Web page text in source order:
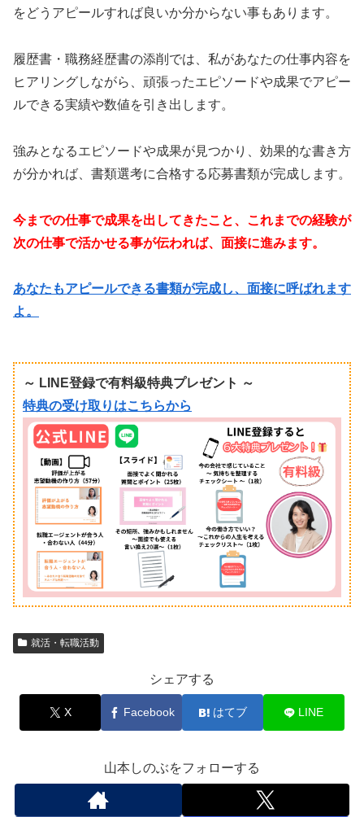
をどうアピールすれば良いか分からない事もあります。
履歴書・職務経歴書の添削では、私があなたの仕事内容を
ヒアリングしながら、頑張ったエピソードや成果でアピー
ルできる実績や数値を引き出します。
強みとなるエピソードや成果が見つかり、効果的な書き方
が分かれば、書類選考に合格する応募書類が完成します。
今までの仕事で成果を出してきたこと、これまでの経験が
次の仕事で活かせる事が伝われば、面接に進みます。
あなたもアピールできる書類が完成し、面接に呼ばれます
よ。
～ LINE登録で有料級特典プレゼント ～
特典の受け取りはこちらから
就活・転職活動
シェアする
X Facebook はてブ LINE
山本しのぶをフォローする